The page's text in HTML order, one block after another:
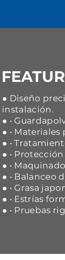
● Diseño
instalación.
● •
● •
● •
● •
● •
● • Balanceo
● • Grasa
● • Estrías
● • Pruebas